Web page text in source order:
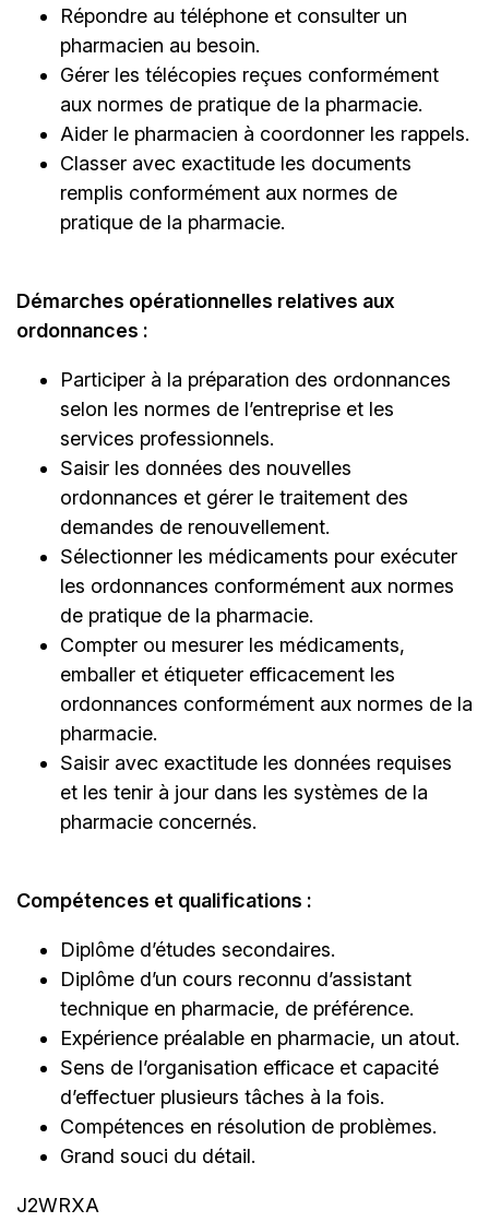
Répondre au téléphone et consulter un
pharmacien au besoin.
Gérer les télécopies reçues conformément
aux normes de pratique de la pharmacie.
Aider le pharmacien à coordonner les rappels.
Classer avec exactitude les documents
remplis conformément aux normes de
pratique de la pharmacie.
Démarches opérationnelles relatives aux
ordonnances :
Participer à la préparation des ordonnances
selon les normes de l’entreprise et les
services professionnels.
Saisir les données des nouvelles
ordonnances et gérer le traitement des
demandes de renouvellement.
Sélectionner les médicaments pour exécuter
les ordonnances conformément aux normes
de pratique de la pharmacie.
Compter ou mesurer les médicaments,
emballer et étiqueter efficacement les
ordonnances conformément aux normes de la
pharmacie.
Saisir avec exactitude les données requises
et les tenir à jour dans les systèmes de la
pharmacie concernés.
Compétences et qualifications :
Diplôme d’études secondaires.
Diplôme d’un cours reconnu d’assistant
technique en pharmacie, de préférence.
Expérience préalable en pharmacie, un atout.
Sens de l’organisation efficace et capacité
d’effectuer plusieurs tâches à la fois.
Compétences en résolution de problèmes.
Grand souci du détail.
J2WRXA